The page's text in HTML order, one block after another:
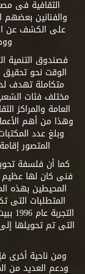
الثقافية فى
والفنانين
على الكشف عن
فصندوق
الوقت نحو
متكاملة تهدف
مختلف فئات
العامة والمراكز
وهذا من أهم
وبلغ عدد
المتصور إقامة
كما أن فلسفة
فنى كان لها عظيم
المحيطين بهذه
المتطلبات التى
ومن ناحية أخرى
ودعم العديد من